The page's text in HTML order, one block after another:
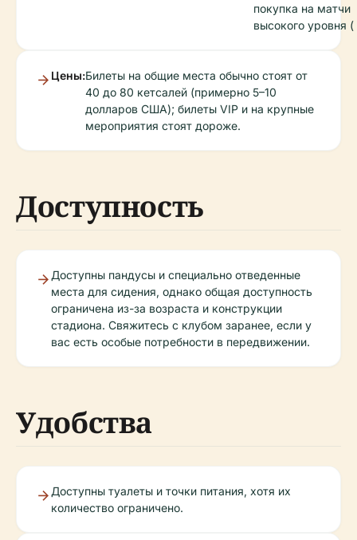
покупка на матчи
высокого уровня (
Цены:Билеты на общие места обычно стоят от
40 до 80 кетсалей (примерно 5–10
долларов США); билеты VIP и на крупные
мероприятия стоят дороже.
Доступность
Доступны пандусы и специально отведенные
места для сидения, однако общая доступность
ограничена из-за возраста и конструкции
стадиона. Свяжитесь с клубом заранее, если у
вас есть особые потребности в передвижении.
Удобства
Доступны туалеты и точки питания, хотя их
количество ограничено.